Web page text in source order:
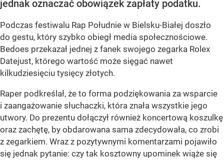
jednak oznaczać obowiązek zapłaty podatku.
Podczas festiwalu Rap Południe w Bielsku-Białej doszło
do gestu, który szybko obiegł media społecznościowe.
Bedoes przekazał jednej z fanek swojego zegarka Rolex
Datejust, którego wartość może sięgać nawet
kilkudziesięciu tysięcy złotych.
Raper podkreślał, że to forma podziękowania za wsparcie
i zaangażowanie słuchaczki, która znała wszystkie jego
utwory. Do prezentu dołączył również koncertową koszulkę
oraz zachętę, by obdarowana sama zdecydowała, co zrobi
z zegarkiem. Wraz z pozytywnymi komentarzami pojawiło
się jednak pytanie: czy tak kosztowny upominek wiąże się